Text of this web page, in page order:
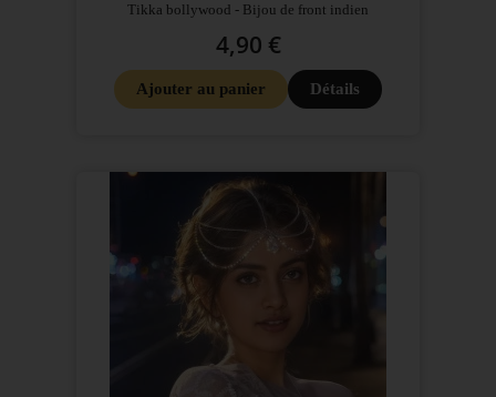
Tikka bollywood - Bijou de front indien
4,90 €
Ajouter au panier Détails